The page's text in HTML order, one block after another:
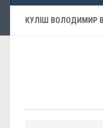
КУЛІШ ВОЛОДИМИР